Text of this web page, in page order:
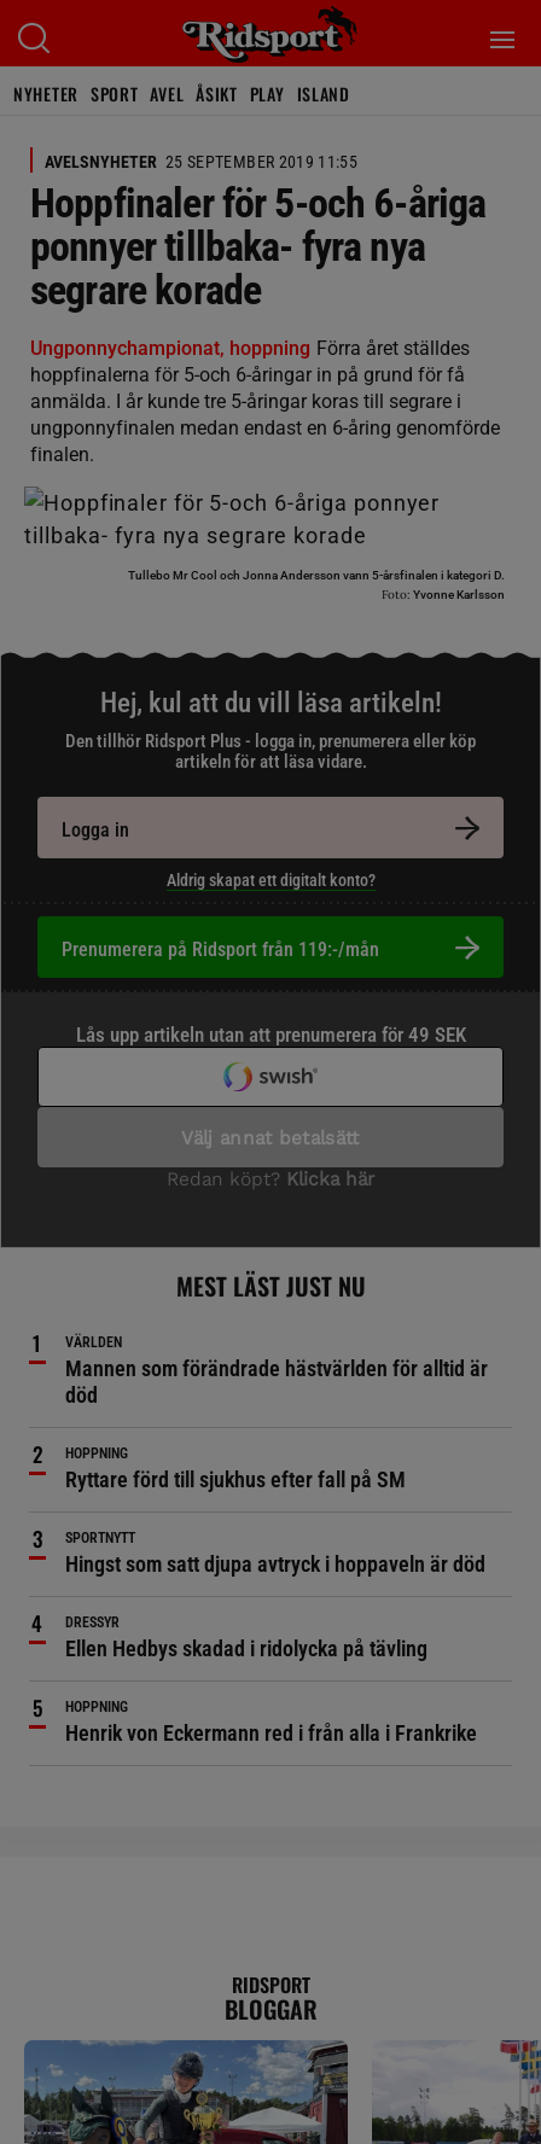
NYHETER SPORT AVEL ÅSIKT PLAY ISLAND
AVELSNYHETER 25 SEPTEMBER 2019 11:55
Hoppfinaler för 5-och 6-åriga
ponnyer tillbaka- fyra nya
segrare korade
Ungponnychampionat, hoppning Förra året ställdes
hoppfinalerna för 5-och 6-åringar in på grund för få
anmälda. I år kunde tre 5-åringar koras till segrare i
ungponnyfinalen medan endast en 6-åring genomförde
finalen.
Tullebo Mr Cool och Jonna Andersson vann 5-årsfinalen i kategori D.
Foto: Yvonne Karlsson
Hej, kul att du vill läsa artikeln!
Den tillhör Ridsport Plus - logga in, prenumerera eller köp
artikeln för att läsa vidare.
Logga in
Aldrig skapat ett digitalt konto?
Prenumerera på Ridsport från 119:-/mån
MEST LÄST JUST NU
VÄRLDEN
Mannen som förändrade hästvärlden för alltid är
död
HOPPNING
Ryttare förd till sjukhus efter fall på SM
SPORTNYTT
Hingst som satt djupa avtryck i hoppaveln är död
DRESSYR
Ellen Hedbys skadad i ridolycka på tävling
HOPPNING
Henrik von Eckermann red i från alla i Frankrike
RIDSPORT
BLOGGAR